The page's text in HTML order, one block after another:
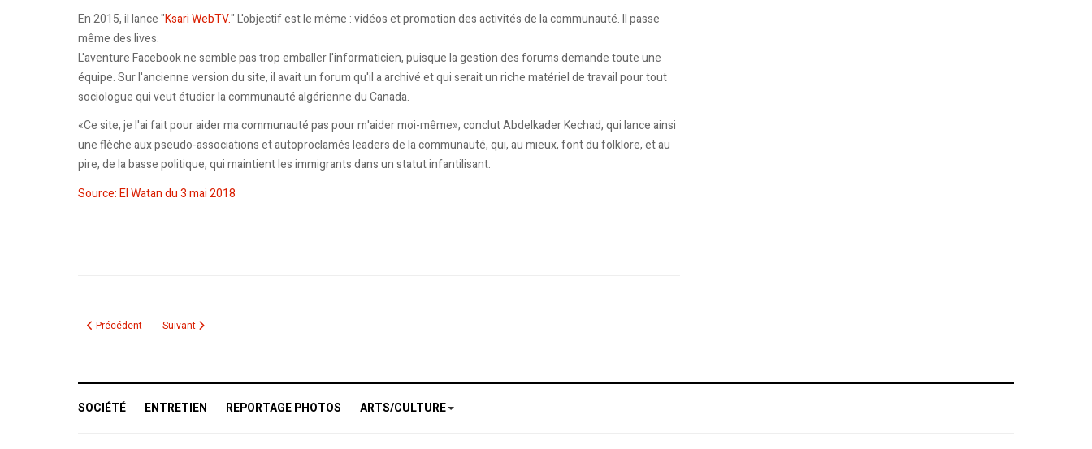
En 2015, il lance "Ksari WebTV." L'objectif est le même : vidéos et promotion des activités de la communauté. Il passe
même des lives.
L'aventure Facebook ne semble pas trop emballer l'informaticien, puisque la gestion des forums demande toute une
équipe. Sur l'ancienne version du site, il avait un forum qu'il a archivé et qui serait un riche matériel de travail pour tout
sociologue qui veut étudier la communauté algérienne du Canada.
«Ce site, je l'ai fait pour aider ma communauté pas pour m'aider moi-même», conclut Abdelkader Kechad, qui lance ainsi
une flèche aux pseudo-associations et autoproclamés leaders de la communauté, qui, au mieux, font du folklore, et au
pire, de la basse politique, qui maintient les immigrants dans un statut infantilisant.
Source: El Watan du 3 mai 2018
Article précédent : Une mobilisation qui trouve son écho au Québec
Précédent Article suivant : STéléMtl: Une nouvelle chaîne de télévision qui affichera les couleurs de la diversité montréalaise.
Suivant
SOCIÉTÉ ENTRETIEN REPORTAGE PHOTOS ARTS/CULTURE